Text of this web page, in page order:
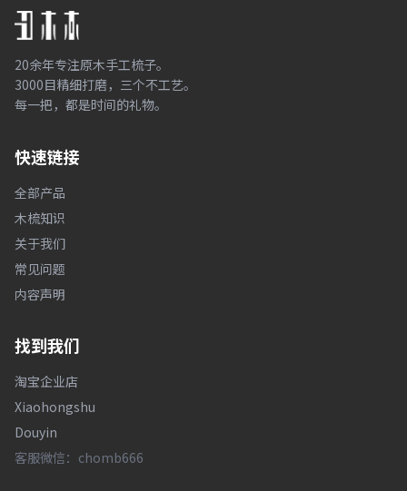
20余年专注原木手工梳子。
3000目精细打磨，三个不工艺。
每一把，都是时间的礼物。
快速链接
全部产品
木梳知识
关于我们
常见问题
内容声明
找到我们
淘宝企业店
Xiaohongshu
Douyin
客服微信：chomb666